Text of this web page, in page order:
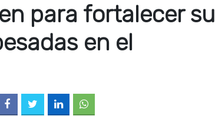
para fortalecer su
en el